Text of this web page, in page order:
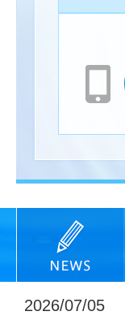
2026/07/05